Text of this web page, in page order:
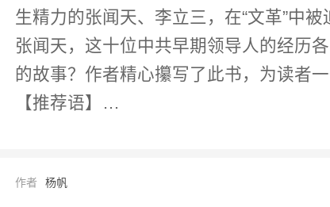
生精力的张闻天、李立三，在“文革”中被迫害致死…… 陈独秀、李大钊、张国焘、瞿秋白、李
张闻天，这十位中共早期领导人的经历
的故事？作者精心攥写了此书，为读者
【推荐语】
本书选取处于中共早期领导核心的、在
通过大量客观事实，记述他们的生平事迹，还他们以历史的
作者 杨帆